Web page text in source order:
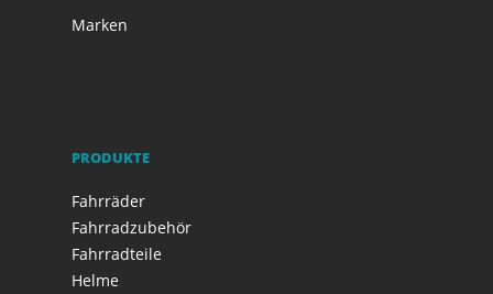
Marken
PRODUKTE
Fahrräder
Fahrradzubehör
Fahrradteile
Helme